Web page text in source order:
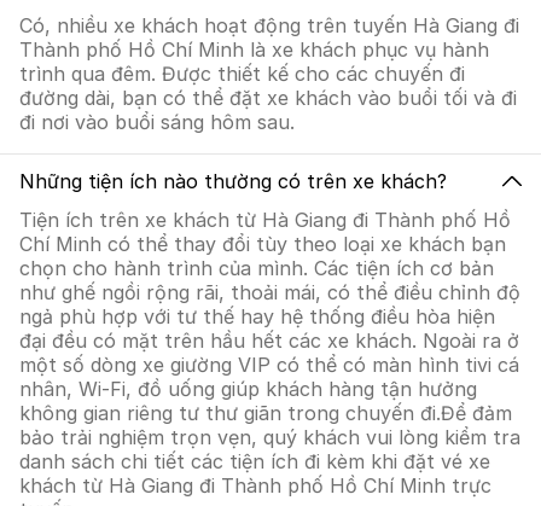
Có, nhiều xe khách hoạt động trên tuyến Hà Giang đi
Thành phố Hồ Chí Minh là xe khách phục vụ hành
trình qua đêm. Được thiết kế cho các chuyến đi
đường dài, bạn có thể đặt xe khách vào buổi tối và đi
đi nơi vào buổi sáng hôm sau.
Những tiện ích nào thường có trên xe khách?
Tiện ích trên xe khách từ Hà Giang đi Thành phố Hồ
Chí Minh có thể thay đổi tùy theo loại xe khách bạn
chọn cho hành trình của mình. Các tiện ích cơ bản
như ghế ngồi rộng rãi, thoải mái, có thể điều chỉnh độ
ngả phù hợp với tư thế hay hệ thống điều hòa hiện
đại đều có mặt trên hầu hết các xe khách. Ngoài ra ở
một số dòng xe giường VIP có thể có màn hình tivi cá
nhân, Wi-Fi, đồ uống giúp khách hàng tận hưởng
không gian riêng tư thư giãn trong chuyến đi.Để đảm
bảo trải nghiệm trọn vẹn, quý khách vui lòng kiểm tra
danh sách chi tiết các tiện ích đi kèm khi đặt vé xe
khách từ Hà Giang đi Thành phố Hồ Chí Minh trực